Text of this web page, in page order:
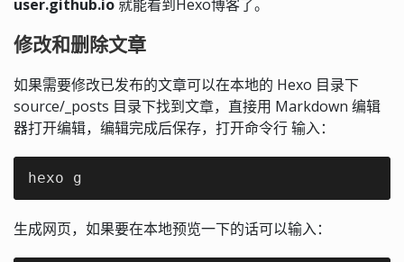
user.github.io就能看到Hexo博客了。
修改和删除文章
如果需要修改已发布的文章可以在本地的 Hexo 目录下
source/_posts 目录下找到文章，直接用 Markdown 编辑
器打开编辑，编辑完成后保存，打开命令行 输入：
hexo g
生成网页，如果要在本地预览一下的话可以输入：